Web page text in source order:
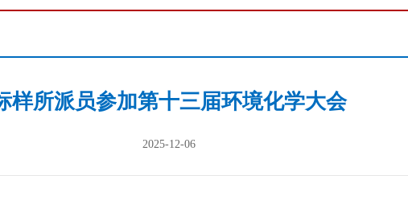
样所派员参加第十三届环境化学大会
2025-12-06